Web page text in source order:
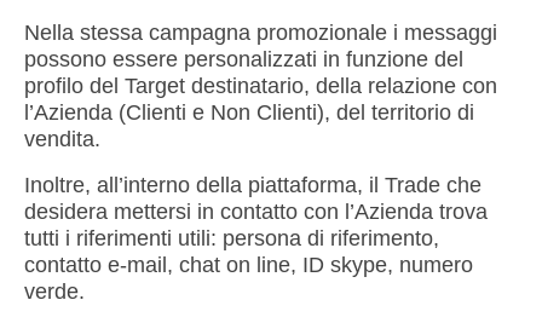
Nella stessa campagna promozionale i messaggi
possono essere personalizzati in funzione del
profilo del Target destinatario, della relazione con
l’Azienda (Clienti e Non Clienti), del territorio di
vendita.
Inoltre, all’interno della piattaforma, il Trade che
desidera mettersi in contatto con l’Azienda trova
tutti i riferimenti utili: persona di riferimento,
contatto e-mail, chat on line, ID skype, numero
verde.